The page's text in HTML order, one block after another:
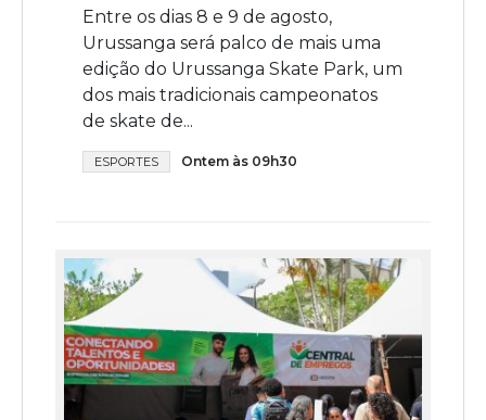
Entre os dias 8 e 9 de agosto,
Urussanga será palco de mais uma
edição do Urussanga Skate Park, um
dos mais tradicionais campeonatos
de skate de...
ESPORTES Ontem às 09h30